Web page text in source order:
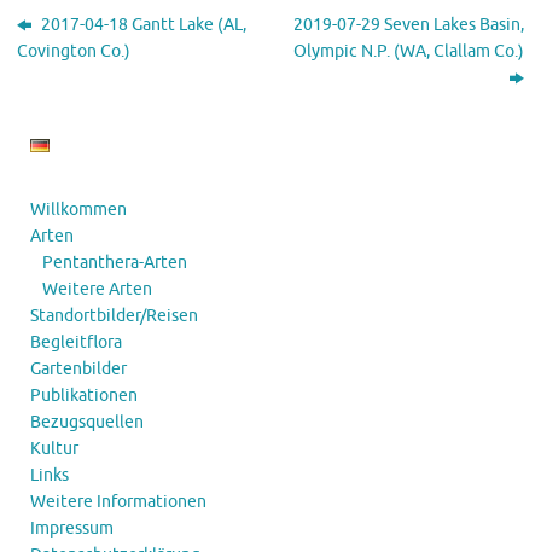
2017-04-18 Gantt Lake (AL,
Covington Co.)
2019-07-29 Seven Lakes Basin,
Olympic N.P. (WA, Clallam Co.)
Willkommen
Arten
Pentanthera-Arten
Weitere Arten
Standortbilder/Reisen
Begleitflora
Gartenbilder
Publikationen
Bezugsquellen
Kultur
Links
Weitere Informationen
Impressum